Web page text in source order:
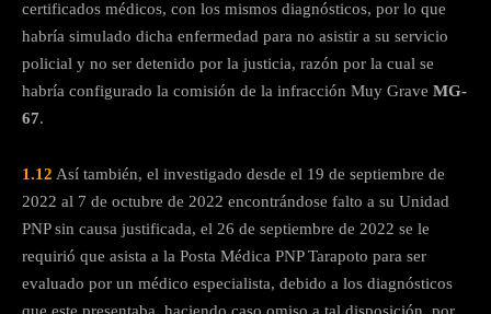
certificados médicos, con los mismos diagnósticos, por lo que
habría simulado dicha enfermedad para no asistir a su servicio
policial y no ser detenido por la justicia, razón por la cual se
habría configurado la comisión de la infracción Muy Grave MG-
67.
1.12 Así también, el investigado desde el 19 de septiembre de
2022 al 7 de octubre de 2022 encontrándose falto a su Unidad
PNP sin causa justificada, el 26 de septiembre de 2022 se le
requirió que asista a la Posta Médica PNP Tarapoto para ser
evaluado por un médico especialista, debido a los diagnósticos